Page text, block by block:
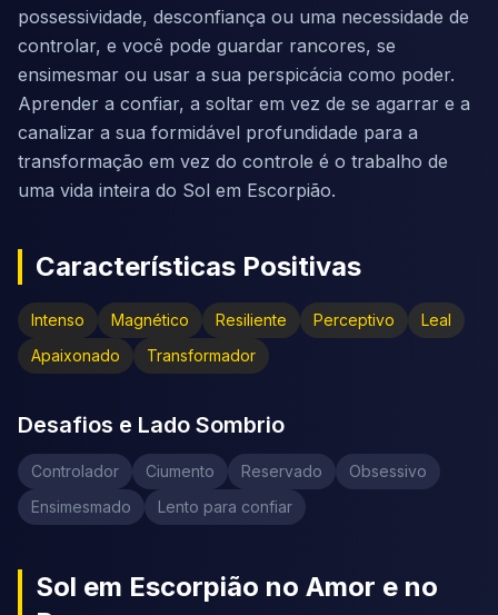
possessividade, desconfiança ou uma necessidade de
controlar, e você pode guardar rancores, se
ensimesmar ou usar a sua perspicácia como poder.
Aprender a confiar, a soltar em vez de se agarrar e a
canalizar a sua formidável profundidade para a
transformação em vez do controle é o trabalho de
uma vida inteira do Sol em Escorpião.
Características Positivas
Intenso Magnético Resiliente Perceptivo
Leal
Apaixonado
Transformador
Desafios e Lado Sombrio
Controlador Ciumento Reservado
Obsessivo
Ensimesmado
Lento para confiar
Sol em Escorpião no Amor e no